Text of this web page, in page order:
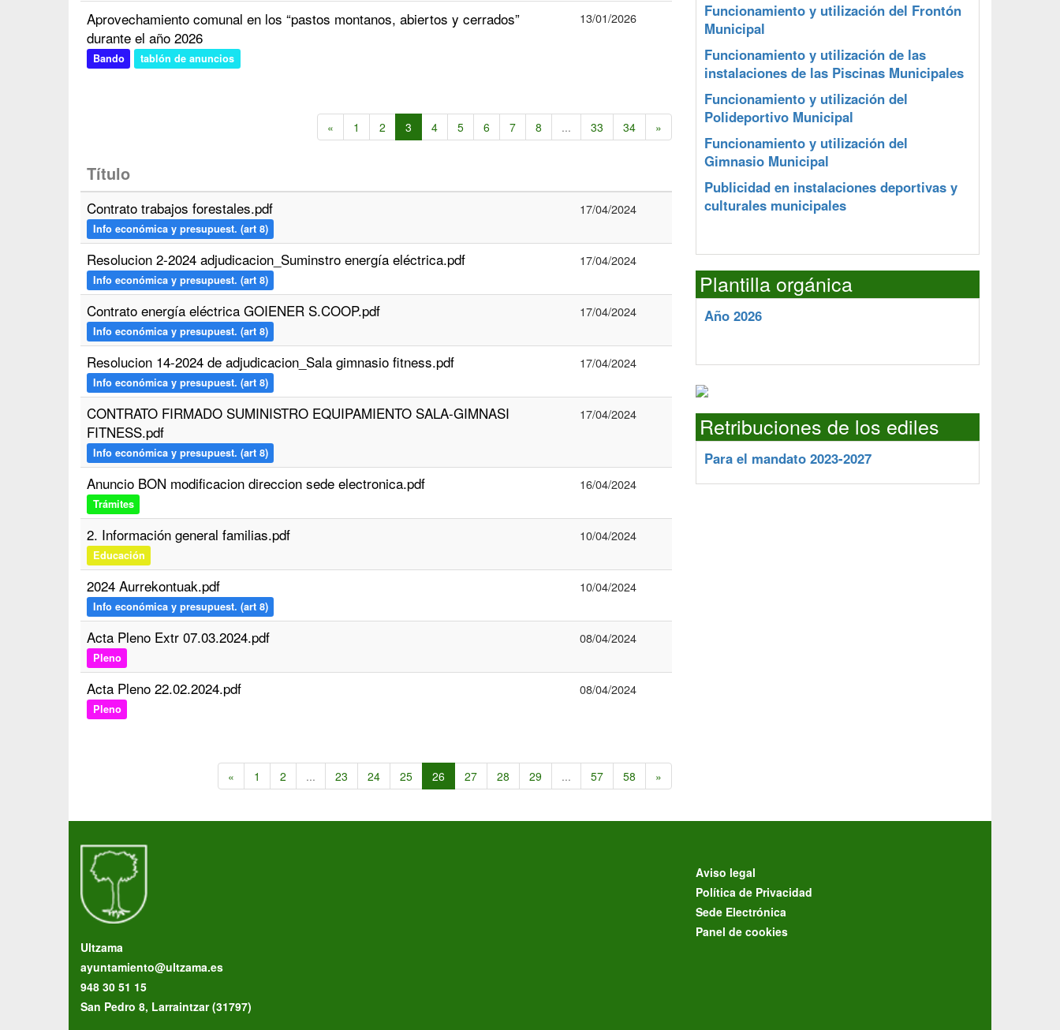
Aprovechamiento comunal en los “pastos montanos, abiertos y cerrados”
durante el año 2026
Bando tablón de anuncios
13/01/2026
« 1 2 3 4 5 6 7 8 ... 33 34 »
Título
Contrato trabajos forestales.pdf
Info económica y presupuest. (art 8)
17/04/2024
Resolucion 2-2024 adjudicacion_Suminstro energía eléctrica.pdf
Info económica y presupuest. (art 8)
17/04/2024
Contrato energía eléctrica GOIENER S.COOP.pdf
Info económica y presupuest. (art 8)
17/04/2024
Resolucion 14-2024 de adjudicacion_Sala gimnasio fitness.pdf
Info económica y presupuest. (art 8)
17/04/2024
CONTRATO FIRMADO SUMINISTRO EQUIPAMIENTO SALA-GIMNASI
FITNESS.pdf
Info económica y presupuest. (art 8)
17/04/2024
Anuncio BON modificacion direccion sede electronica.pdf
Trámites
16/04/2024
2. Información general familias.pdf
Educación
10/04/2024
2024 Aurrekontuak.pdf
Info económica y presupuest. (art 8)
10/04/2024
Acta Pleno Extr 07.03.2024.pdf
Pleno
08/04/2024
Acta Pleno 22.02.2024.pdf
Pleno
08/04/2024
« 1 2 ... 23 24 25 26 27 28 29 ... 57 58 »
Funcionamiento y utilización del Frontón
Municipal
Funcionamiento y utilización de las
instalaciones de las Piscinas Municipales
Funcionamiento y utilización del
Polideportivo Municipal
Funcionamiento y utilización del
Gimnasio Municipal
Publicidad en instalaciones deportivas y
culturales municipales
Plantilla orgánica
Año 2026
Retribuciones de los ediles
Para el mandato 2023-2027
Ultzama
ayuntamiento@ultzama.es
948 30 51 15
San Pedro 8, Larraintzar (31797)
Aviso legal
Política de Privacidad
Sede Electrónica
Panel de cookies